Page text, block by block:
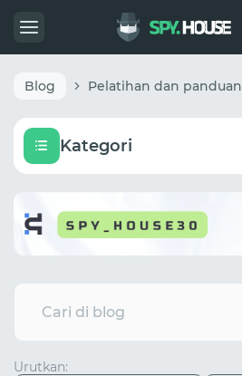
Blog Pelatihan dan panduan
Kategori
Urutkan: